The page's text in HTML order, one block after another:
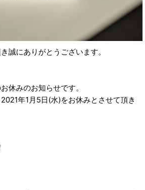
誠にありがとうございます。
休みのお知らせです。
年1月5日(水)をお休みとさせて頂き